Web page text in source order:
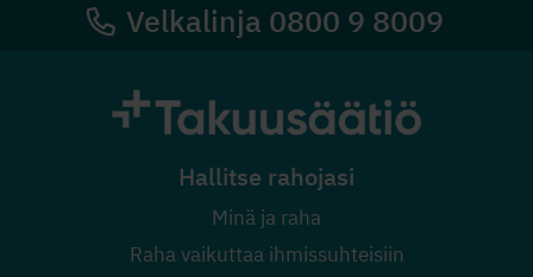
Velkalinja 0800 9 8009
Hallitse rahojasi
Minä ja raha
Raha vaikuttaa ihmissuhteisiin